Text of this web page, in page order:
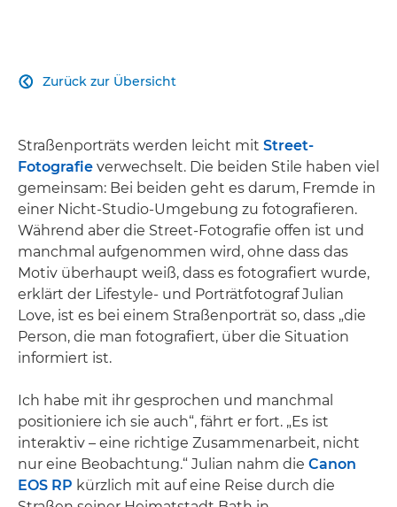
Zurück zur Übersicht

Straßenporträts werden leicht mit Street-
Fotografie verwechselt. Die beiden Stile haben viel
gemeinsam: Bei beiden geht es darum, Fremde in
einer Nicht-Studio-Umgebung zu fotografieren.
Während aber die Street-Fotografie offen ist und
manchmal aufgenommen wird, ohne dass das
Motiv überhaupt weiß, dass es fotografiert wurde,
erklärt der Lifestyle- und Porträtfotograf Julian
Love, ist es bei einem Straßenporträt so, dass „die
Person, die man fotografiert, über die Situation
informiert ist.
Ich habe mit ihr gesprochen und manchmal
positioniere ich sie auch“, fährt er fort. „Es ist
interaktiv – eine richtige Zusammenarbeit, nicht
nur eine Beobachtung.“ Julian nahm die Canon
EOS RP kürzlich mit auf eine Reise durch die